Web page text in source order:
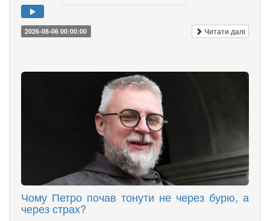
2026-08-06 00:00:00 Читати далі
Чому Петро почав тонути не через бурю, а
через страх?